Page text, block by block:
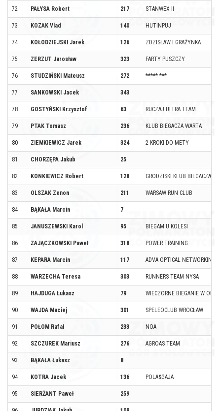
72 PAŁYSA Robert 217 STANWEX II
73 KOZAK Vlad 140 HUTINPUJ
74 KOŁODZIEJSKI Jarek 126 ZDZISŁAW I GRAŻYNKA
75 ZERZUT Jarosław 323 FARTY PUSZCZY
76 STUDZIŃSKI Mateusz 272 ***** ***
77 SANKOWSKI Jacek 343
78 GOSTYŃSKI Krzysztof 63 RUCZAJ ULTRA TEAM
79 PTAK Tomasz 236 KLUB BIEGACZA WARTA
80 ZIEMKIEWICZ Jarek 324 2 KROKI DO METY
81 CHORZĘPA Jakub 25
82 KONKIEWICZ Robert 128 GRODZISKI KLUB BIEGACZA
83 OLSZAK Zenon 211 WARSAW RUN CLUB
84 BĄKAŁA Marcin 7
85 JANUSZEWSKI Karol 95 BIEGAM U KOLESI
86 ZAJĄCZKOWSKI Paweł 318 POWER TRAINING
87 KEPARA Marcin 117 ADVA OPTICAL NETWORKING
88 WARZECHA Teresa 303 RUNNERS TEAM NYSA
89 HAJDUGA Łukasz 79 WIECZORNE BIEGANIE W
90 WAJDA Maciej 301 SPELEOCLUB WROCŁAW
91 POŁOM Rafał 233 NOA
92 SZCZUREK Mariusz 276 AGROAS TEAM
93 BĄKAŁA Łukasz 8
94 KOTRA Jacek 136 POLA&GAJA
95 SIERŻANT Paweł 259